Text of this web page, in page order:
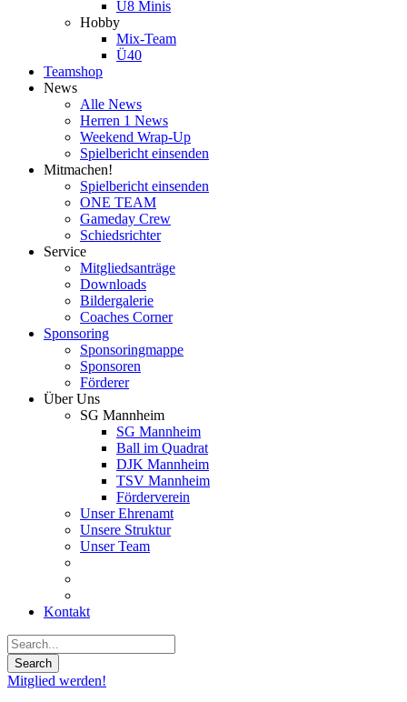
U8 Minis
Hobby
Mix-Team
Ü40
Teamshop
News
Alle News
Herren 1 News
Weekend Wrap-Up
Spielbericht einsenden
Mitmachen!
Spielbericht einsenden
ONE TEAM
Gameday Crew
Schiedsrichter
Service
Mitgliedsanträge
Downloads
Bildergalerie
Coaches Corner
Sponsoring
Sponsoringmappe
Sponsoren
Förderer
Über Uns
SG Mannheim
SG Mannheim
Ball im Quadrat
DJK Mannheim
TSV Mannheim
Förderverein
Unser Ehrenamt
Unsere Struktur
Unser Team
Kontakt
Mitglied werden!